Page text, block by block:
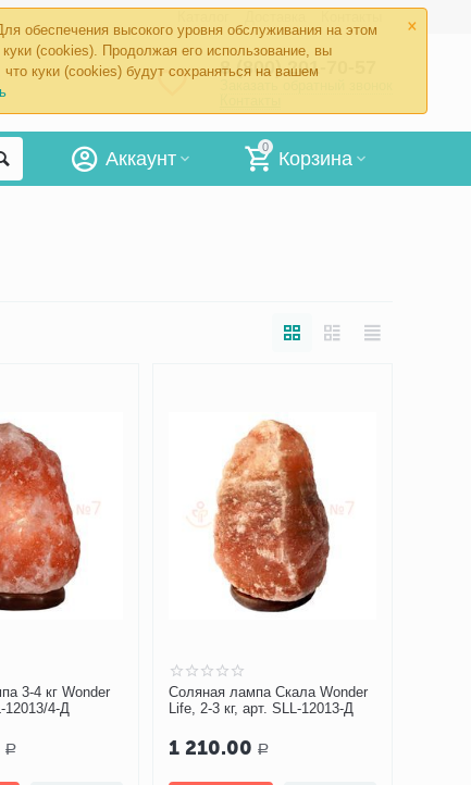
×
обеспечения высокого уровня обслуживания на этом
(cookies). Продолжая его использование, вы
куки (cookies) будут сохраняться на вашем
8 (800) 201-70-57
0
Корзина
Аккаунт
3-4 кг Wonder
12013/4-Д
Р
Соляная лампа Скала Wonder
Life, 2-3 кг, арт. SLL-12013-Д
1 210.00 Р